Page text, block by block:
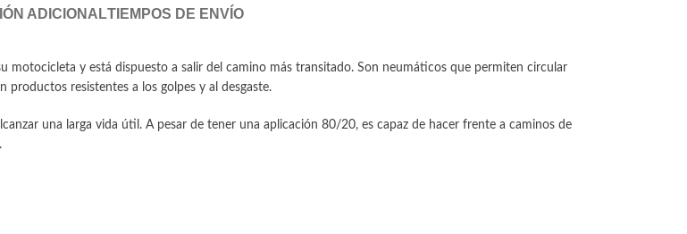
ADICIONALTIEMPOS DE ENVÍO
y está dispuesto a salir del camino más transitado. Son neumáticos que permiten circular
resistentes a los golpes y al desgaste.
una larga vida útil. A pesar de tener una aplicación 80/20, es capaz de hacer frente a caminos de